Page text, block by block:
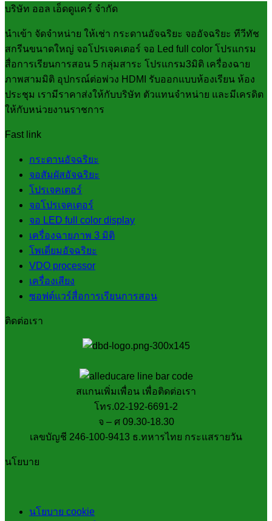
บริษัท ออล เอ็ดดูแคร์ จำกัด
นำเข้า จัดจำหน่าย ให้เช่า กระดานอัจฉริยะ จออัจฉริยะ ทีวีทัช
สกรีนขนาดใหญ่ จอโปรเจคเตอร์ จอ Led full color โปรแกรม
สื่อการเรียนการสอน 5 กลุ่มสาระ โปรแกรม3มิติ เครื่องฉาย
ภาพสามมิติ อุปกรณ์ต่อพ่วง HDMI รับออกแบบห้องเรียน ห้อง
ประชุม เรามีราคาส่งให้กับบริษัท ตัวแทนจำหน่าย และมีเครดิต
ให้กับหน่วยงานราชการ
Fast link
กระดานอัจฉริยะ
จอสัมผัสอัจฉริยะ
โปรเจคเตอร์
จอโปรเจคเตอร์
จอ LED full color display
เครื่องฉายภาพ 3 มิติ
โพเดี่ยมอัจฉริยะ
VDO processor
เครื่องเสียง
ซอฟต์แวร์สื่อการเรียนการสอน
ติดต่อเรา
สแกนเพิ่มเพื่อน เพื่อติดต่อเรา
โทร.02-192-6691-2
จ – ศ 09.30-18.30
เลขบัญชี 246-100-9413 ธ.ทหารไทย กระแสรายวัน
นโยบาย
นโยบาย cookie